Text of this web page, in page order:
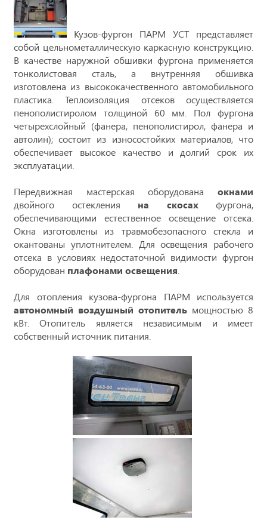
Кузов-фургон ПАРМ УСТ представляет
собой цельнометаллическую каркасную конструкцию.
В качестве наружной обшивки фургона применяется
тонколистовая сталь, а внутренняя обшивка
изготовлена из высококачественного автомобильного
пластика. Теплоизоляция отсеков осуществляется
пенополистиролом толщиной 60 мм. Пол фургона
четырехслойный (фанера, пенополистирол, фанера и
автолин); состоит из износостойких материалов, что
обеспечивает высокое качество и долгий срок их
эксплуатации.
Передвижная мастерская оборудована окнами
двойного остекления на скосахфургона,
обеспечивающими естественное освещение отсека.
Окна изготовлены из травмобезопасного стекла и
окантованы уплотнителем. Для освещения рабочего
отсека в условиях недостаточной видимости фургон
оборудован плафонами освещения
Для отопления кузова-фургона ПАРМ используется
автономный воздушный отопитель мощностью 8
кВт. Отопитель является независимым и имеет
собственный источник питания.